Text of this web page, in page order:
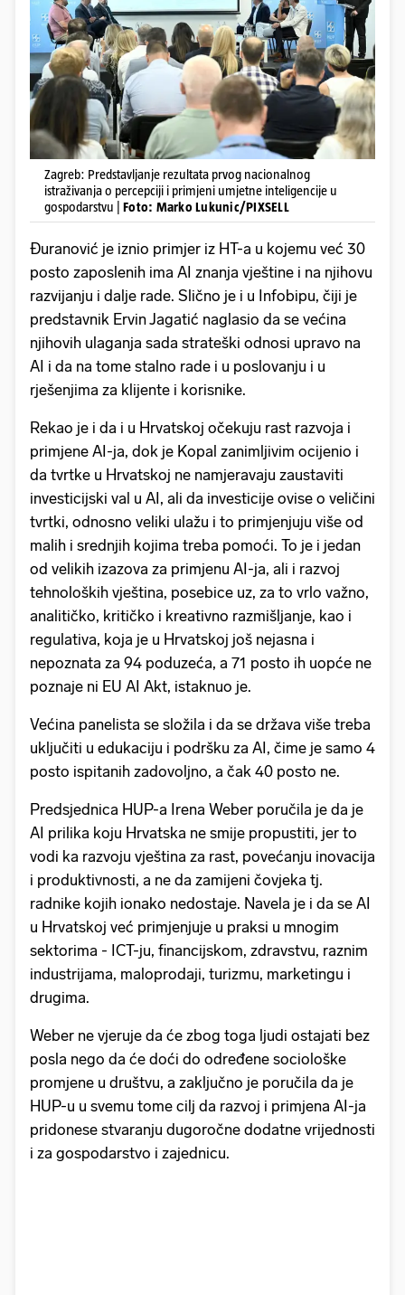
Zagreb: Predstavljanje rezultata prvog nacionalnog
istraživanja o percepciji i primjeni umjetne inteligencije u
gospodarstvu | Foto: Marko Lukunic/PIXSELL
Đuranović je iznio primjer iz HT-a u kojemu već 30
posto zaposlenih ima AI znanja vještine i na njihovu
razvijanju i dalje rade. Slično je i u Infobipu, čiji je
predstavnik Ervin Jagatić naglasio da se većina
njihovih ulaganja sada strateški odnosi upravo na
AI i da na tome stalno rade i u poslovanju i u
rješenjima za klijente i korisnike.
Rekao je i da i u Hrvatskoj očekuju rast razvoja i
primjene AI-ja, dok je Kopal zanimljivim ocijenio i
da tvrtke u Hrvatskoj ne namjeravaju zaustaviti
investicijski val u AI, ali da investicije ovise o veličini
tvrtki, odnosno veliki ulažu i to primjenjuju više od
malih i srednjih kojima treba pomoći. To je i jedan
od velikih izazova za primjenu AI-ja, ali i razvoj
tehnoloških vještina, posebice uz, za to vrlo važno,
analitičko, kritičko i kreativno razmišljanje, kao i
regulativa, koja je u Hrvatskoj još nejasna i
nepoznata za 94 poduzeća, a 71 posto ih uopće ne
poznaje ni EU AI Akt, istaknuo je.
Većina panelista se složila i da se država više treba
uključiti u edukaciju i podršku za AI, čime je samo 4
posto ispitanih zadovoljno, a čak 40 posto ne.
Predsjednica HUP-a Irena Weber poručila je da je
AI prilika koju Hrvatska ne smije propustiti, jer to
vodi ka razvoju vještina za rast, povećanju inovacija
i produktivnosti, a ne da zamijeni čovjeka tj.
radnike kojih ionako nedostaje. Navela je i da se AI
u Hrvatskoj već primjenjuje u praksi u mnogim
sektorima - ICT-ju, financijskom, zdravstvu, raznim
industrijama, maloprodaji, turizmu, marketingu i
drugima.
Weber ne vjeruje da će zbog toga ljudi ostajati bez
posla nego da će doći do određene sociološke
promjene u društvu, a zaključno je poručila da je
HUP-u u svemu tome cilj da razvoj i primjena AI-ja
pridonese stvaranju dugoročne dodatne vrijednosti
i za gospodarstvo i zajednicu.